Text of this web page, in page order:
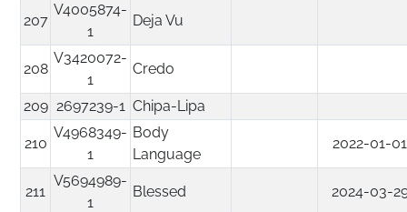
207
V4005874-
1
Deja Vu
208
V3420072-
1
Credo
209 2697239-1 Chipa-Lipa
210
V4968349-
1
Body
Language
2022-01-01
211
V5694989-
1
Blessed 2024-03-